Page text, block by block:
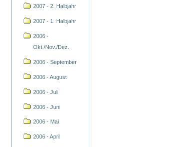
2007 - 2. Halbjahr
2007 - 1. Halbjahr
2006 -
Okt./Nov./Dez.
2006 - September
2006 - August
2006 - Juli
2006 - Juni
2006 - Mai
2006 - April